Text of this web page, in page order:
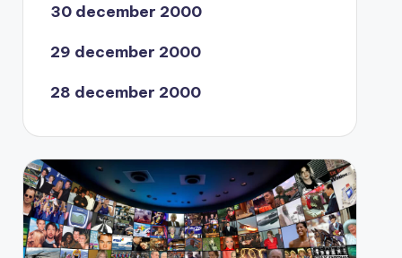
30 december 2000
29 december 2000
28 december 2000